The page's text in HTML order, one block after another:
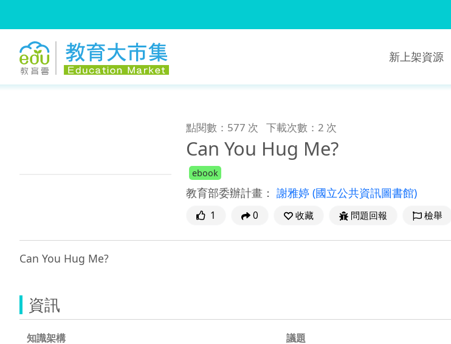
新上架資源
點閱數：577 次 下載次數：2 次
Can You Hug Me?
ebook
教育部委辦計畫： 謝雅婷 (國立公共資訊圖書館)
1 0 收藏 問題回報 檢舉
Can You Hug Me?
資訊
知識架構 議題